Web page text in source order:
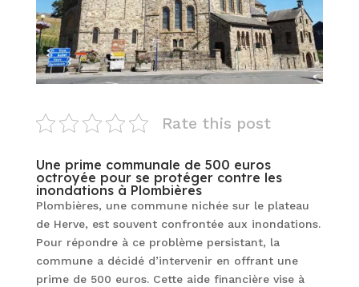
Rate this post
Une prime communale de 500 euros
octroyée pour se protéger contre les
inondations à Plombières
Plombières, une commune nichée sur le plateau
de Herve, est souvent confrontée aux inondations.
Pour répondre à ce problème persistant, la
commune a décidé d’intervenir en offrant une
prime de 500 euros. Cette aide financière vise à